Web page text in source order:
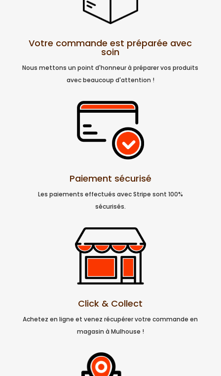
Votre commande est préparée avec
soin
Nous mettons un point d'honneur à préparer vos produits
avec beaucoup d'attention !
Paiement sécurisé
Les paiements effectués avec Stripe sont 100%
sécurisés.
Click & Collect
Achetez en ligne et venez récupérer votre commande en
magasin à Mulhouse !